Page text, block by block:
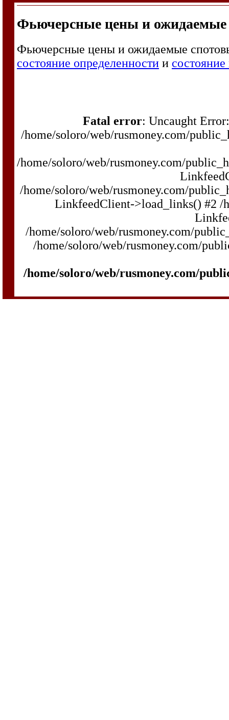
Фьючерсные цены и ожидаемые
Фьючерсные цены и ожидаемые
состояние определенности и
Fatal error: Uncaught
/home/soloro/web/rusmoney.com/
/home/soloro/web/rusmoney.com/
/home/soloro/web/rusmoney.com/
LinkfeedClient->load_links() #2 /
/home/soloro/web/rusmoney.com/
/home/soloro/web/rusmoney.com/
/home/soloro/web/rusmoney.com/